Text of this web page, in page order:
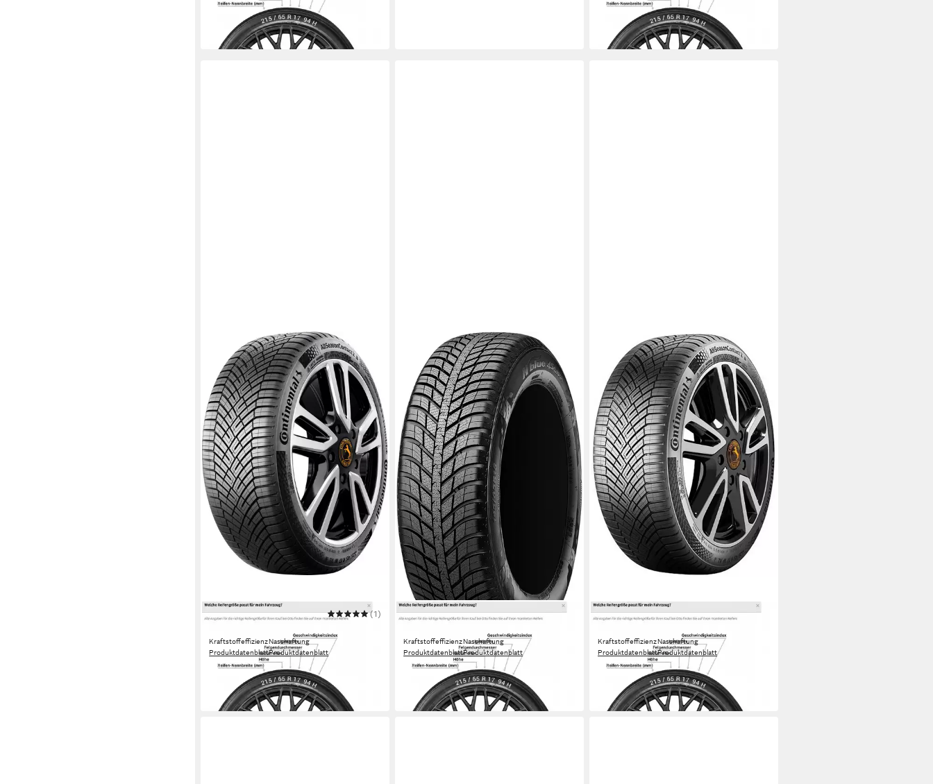
549,00 € UVP 574,99 €
in 4-5 Werktagen bei dir
ab 339,00 € UVP 361,99 €
in 4-5 Werktagen bei dir
CONTINENTAL
(1)
Kraftstoffeffizienz
Produktdatenblatt
Nasshaftung
Produktdatenblatt
419,00 € UVP446,99 €
in 4-5 Werktagen bei dir
NEXEN
Kraftstoffeffizienz
Produktdatenblatt
Nasshaftung
Produktdatenblatt
ab 99,99 €
in 4-5 Werktagen bei dir
CONTINENTAL
Kraftstoffeffizienz
Produktdatenblatt
Nasshaftung
Produktdatenblatt
ab 389,00 € UVP 406,99 €
in 4-5 Werktagen bei dir